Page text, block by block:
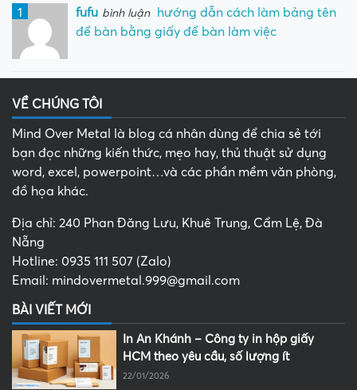
1 fufu bình luận
hướng dẫn cách làm bảng tên
để bàn bằng giấy để bàn làm việc
VỀ CHÚNG TÔI
Mind Over Metal là blog cá nhân dùng để chia sẻ tới
bạn đọc những kiến thức, mẹo hay, thủ thuật sử dụng
word, excel, powerpoint…và các phần mềm văn phòng,
đồ họa khác.
Địa chỉ: 240 Phan Đăng Lưu, Khuê Trung, Cẩm Lệ, Đà
Nẵng
Hotline: 0935 111 507 (Zalo)
Email: mindovermetal.999@gmail.com
BÀI VIẾT MỚI
In An Khánh – Công ty in hộp giấy
HCM theo yêu cầu, số lượng ít
22/01/2026